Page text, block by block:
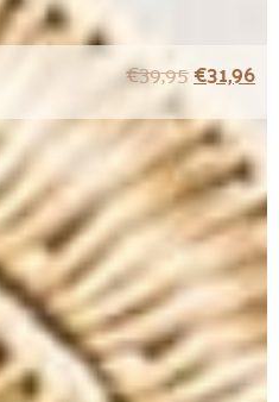
€39,95€31,96